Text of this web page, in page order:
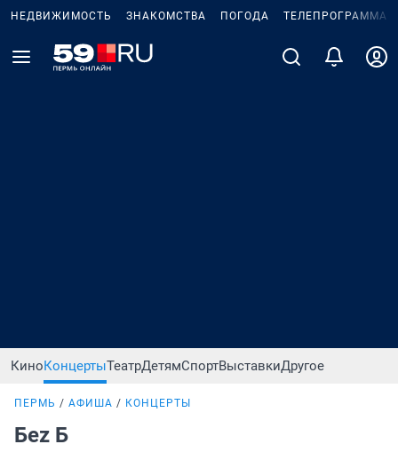
НЕДВИЖИМОСТЬ ЗНАКОМСТВА ПОГОДА ТЕЛЕПРОГРАММА
КиноКонцертыТеатрДетямСпортВыставкиДругое
ПЕРМЬ АФИША КОНЦЕРТЫ
Беz Б